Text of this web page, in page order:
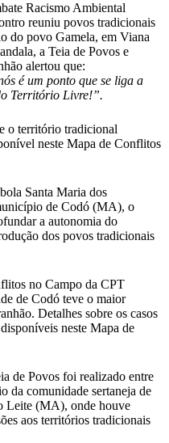
Racismo Ambiental
reuniu povos tradicionais
do povo Gamela, em Viana
a Teia de Povos e
alertou que:
é um ponto que se liga a
Território Livre!”.
o território tradicional
neste Mapa de Conflitos
Santa Maria dos
de Codó (MA), o
a autonomia do
dos povos tradicionais
no Campo da CPT
de Codó teve o maior
Detalhes sobre os casos
neste Mapa de
de Povos foi realizado entre
da comunidade sertaneja de
Leite (MA), onde houve
aos territórios tradicionais